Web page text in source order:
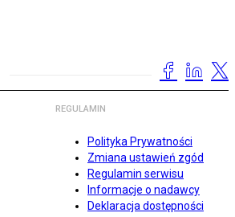
REGULAMIN
Polityka Prywatności
Zmiana ustawień zgód
Regulamin serwisu
Informacje o nadawcy
Deklaracja dostępności